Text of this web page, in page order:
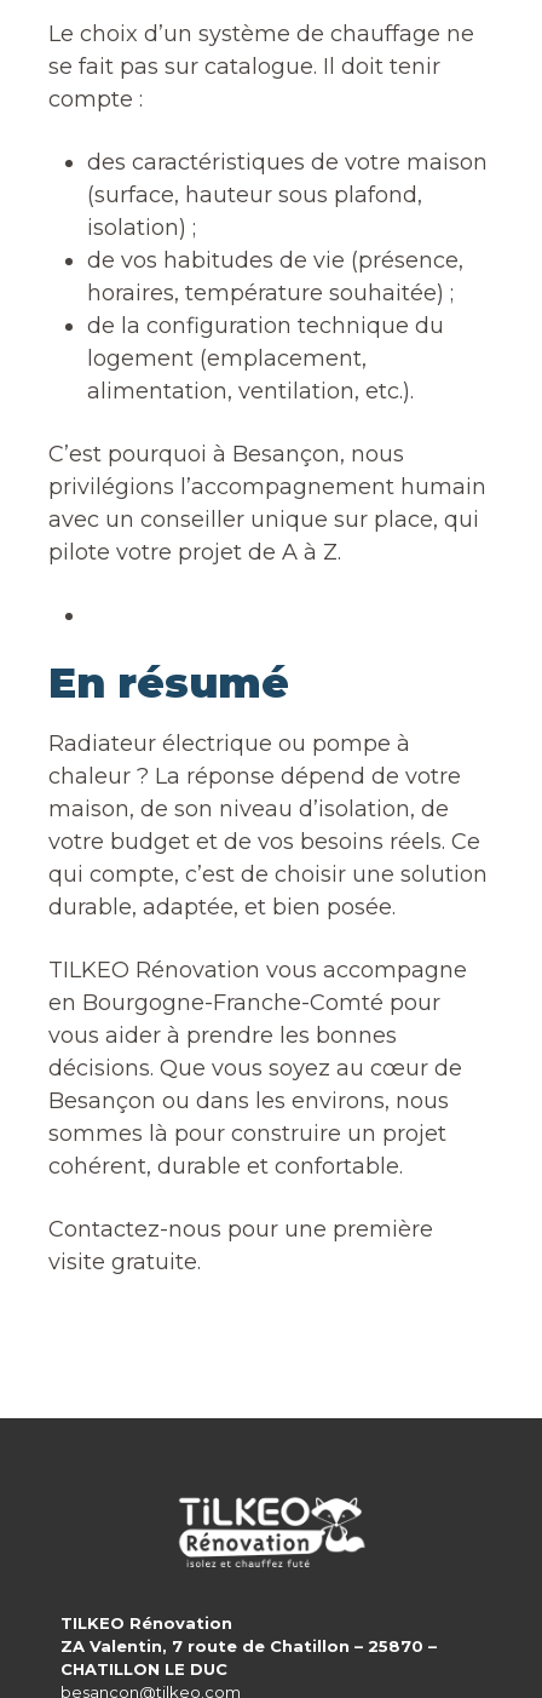
Le choix d’un système de chauffage ne
se fait pas sur catalogue. Il doit tenir
compte :
des caractéristiques de votre maison
(surface, hauteur sous plafond,
isolation) ;
de vos habitudes de vie (présence,
horaires, température souhaitée) ;
de la configuration technique du
logement (emplacement,
alimentation, ventilation, etc.).
C’est pourquoi à Besançon, nous
privilégions l’accompagnement humain
avec un conseiller unique sur place, qui
pilote votre projet de A à Z.
En résumé
Radiateur électrique ou pompe à
chaleur ? La réponse dépend de votre
maison, de son niveau d’isolation, de
votre budget et de vos besoins réels. Ce
qui compte, c’est de choisir une solution
durable, adaptée, et bien posée.
TILKEO Rénovation vous accompagne
en Bourgogne-Franche-Comté pour
vous aider à prendre les bonnes
décisions. Que vous soyez au cœur de
Besançon ou dans les environs, nous
sommes là pour construire un projet
cohérent, durable et confortable.
Contactez-nous pour une première
visite gratuite.
TILKEO Rénovation
ZA Valentin, 7 route de Chatillon – 25870 –
CHATILLON LE DUC
besancon@tilkeo.com